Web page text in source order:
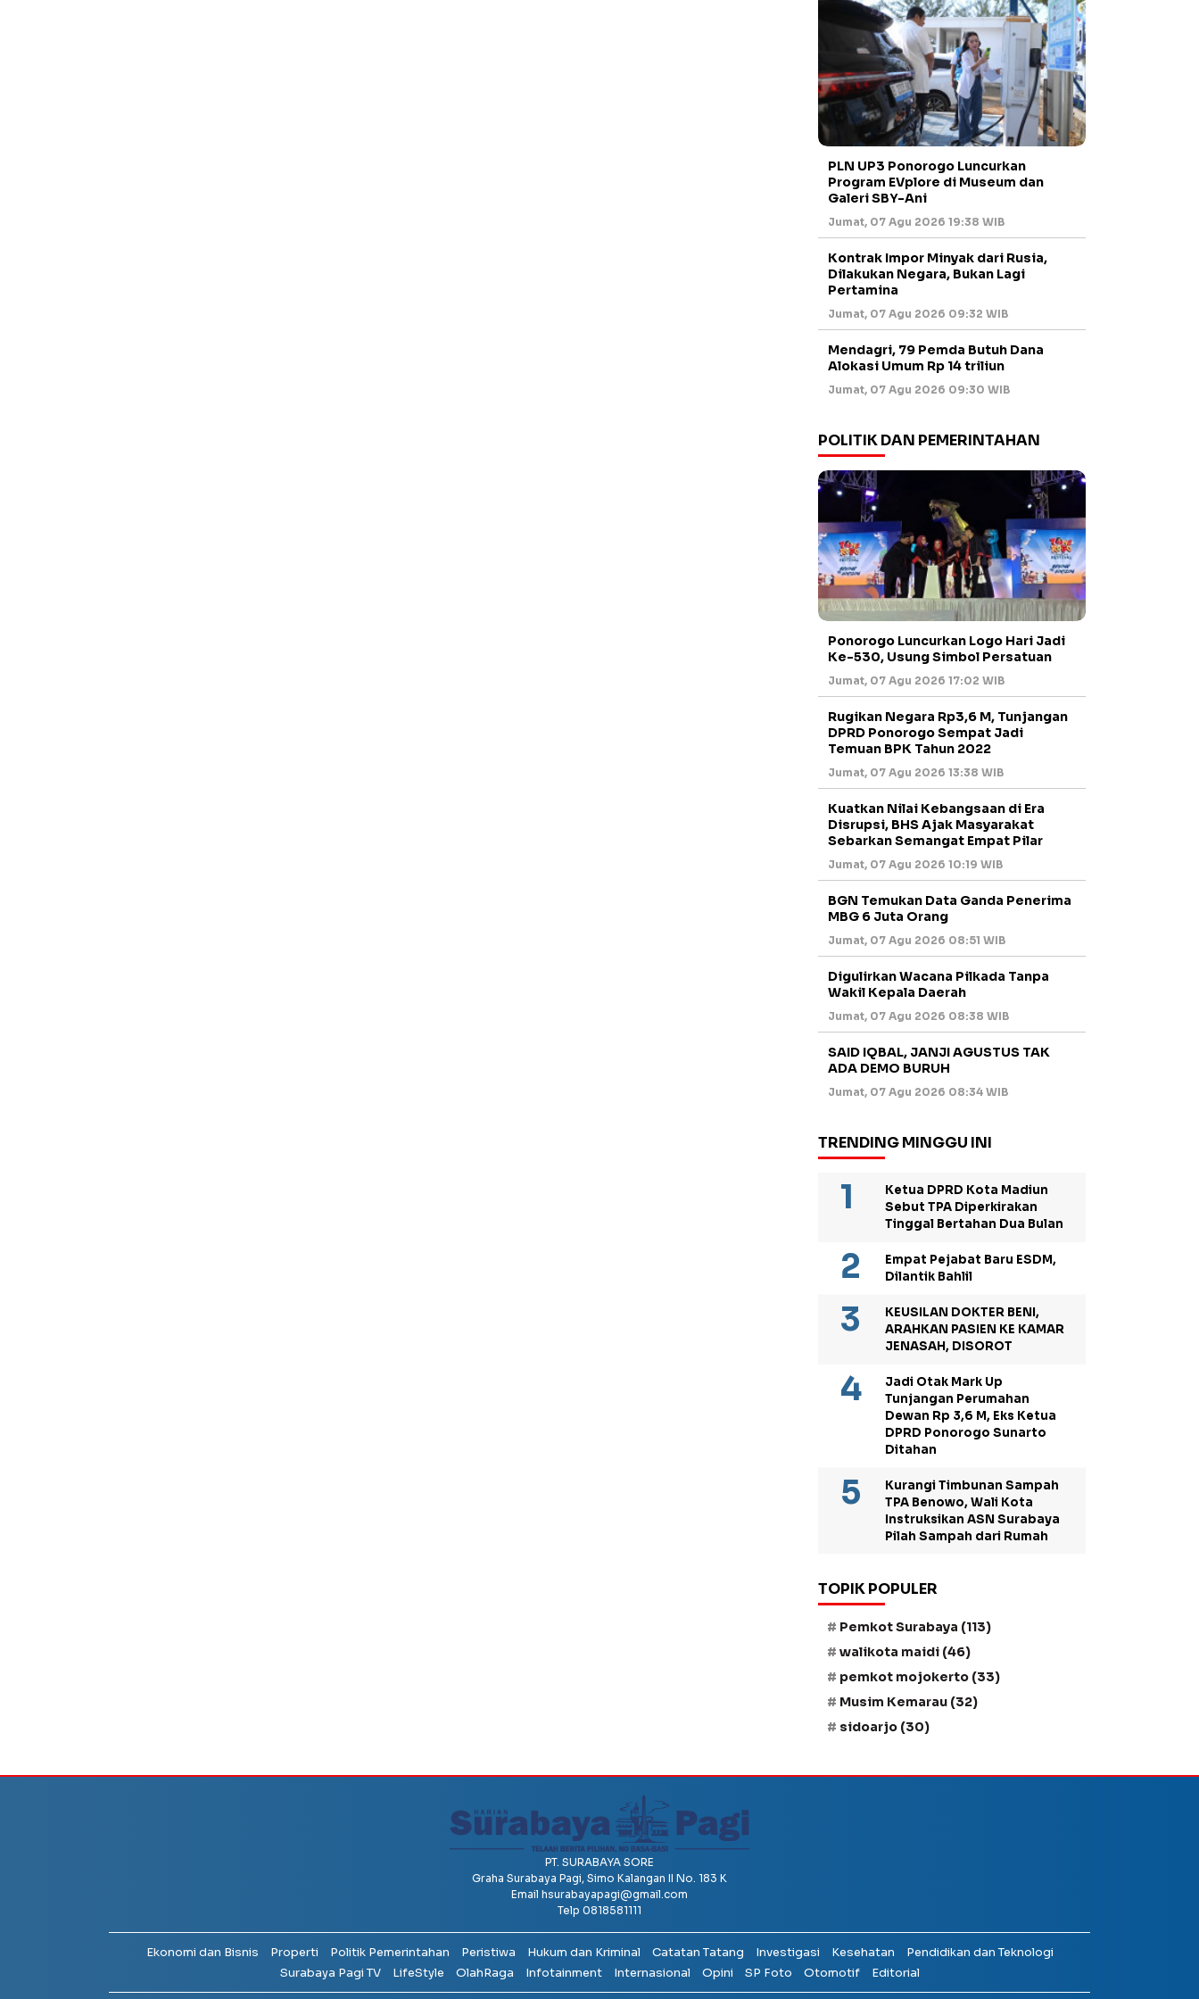
PLN UP3 Ponorogo Luncurkan
Program EVplore di Museum dan
Galeri SBY-Ani
Jumat, 07 Agu 2026 19:38 WIB
Kontrak Impor Minyak dari Rusia,
Dilakukan Negara, Bukan Lagi
Pertamina
Jumat, 07 Agu 2026 09:32 WIB
Mendagri, 79 Pemda Butuh Dana
Alokasi Umum Rp 14 triliun
Jumat, 07 Agu 2026 09:30 WIB
POLITIK DAN PEMERINTAHAN
Ponorogo Luncurkan Logo Hari Jadi
Ke-530, Usung Simbol Persatuan
Jumat, 07 Agu 2026 17:02 WIB
Rugikan Negara Rp3,6 M, Tunjangan
DPRD Ponorogo Sempat Jadi
Temuan BPK Tahun 2022
Jumat, 07 Agu 2026 13:38 WIB
Kuatkan Nilai Kebangsaan di Era
Disrupsi, BHS Ajak Masyarakat
Sebarkan Semangat Empat Pilar
Jumat, 07 Agu 2026 10:19 WIB
BGN Temukan Data Ganda Penerima
MBG 6 Juta Orang
Jumat, 07 Agu 2026 08:51 WIB
Digulirkan Wacana Pilkada Tanpa
Wakil Kepala Daerah
Jumat, 07 Agu 2026 08:38 WIB
SAID IQBAL, JANJI AGUSTUS TAK
ADA DEMO BURUH
Jumat, 07 Agu 2026 08:34 WIB
TRENDING MINGGU INI
Ketua DPRD Kota Madiun
Sebut TPA Diperkirakan
Tinggal Bertahan Dua Bulan
Empat Pejabat Baru ESDM,
Dilantik Bahlil
KEUSILAN DOKTER BENI,
ARAHKAN PASIEN KE KAMAR
JENASAH, DISOROT
Jadi Otak Mark Up
Tunjangan Perumahan
Dewan Rp 3,6 M, Eks Ketua
DPRD Ponorogo Sunarto
Ditahan
Kurangi Timbunan Sampah
TPA Benowo, Wali Kota
Instruksikan ASN Surabaya
Pilah Sampah dari Rumah
TOPIK POPULER
Pemkot Surabaya (113)
walikota maidi (46)
pemkot mojokerto (33)
Musim Kemarau (32)
sidoarjo (30)
PT. SURABAYA SORE
Graha Surabaya Pagi, Simo Kalangan II No. 183 K
Email hsurabayapagi@gmail.com
Telp 0818581111
Ekonomi dan Bisnis Properti Politik Pemerintahan Peristiwa Hukum dan Kriminal Catatan Tatang Investigasi Kesehatan
Pendidikan dan Teknologi
Surabaya Pagi TV
LifeStyle OlahRaga Infotainment Internasional Opini SP Foto Otomotif Editorial